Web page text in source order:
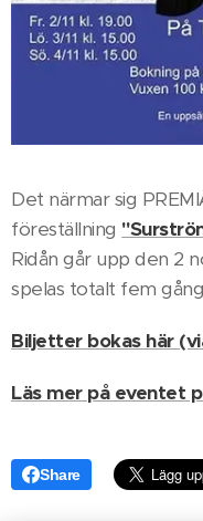
Det närmar sig
föreställning
Ridån går upp den 2
spelas totalt fem
Biljetter bokas här
Läs mer på eventet
Share